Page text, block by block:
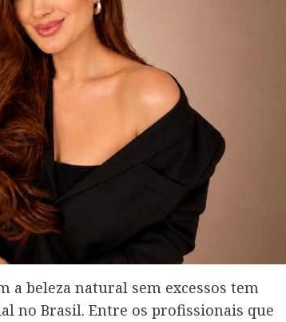
a beleza natural sem excessos tem
no Brasil. Entre os profissionais que